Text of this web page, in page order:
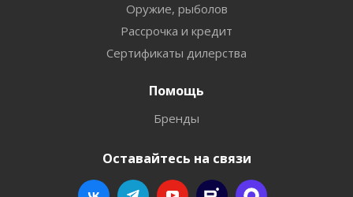
Оружие, рыболов
Рассрочка и кредит
Сертификаты дилерства
Помощь
Бренды
Оставайтесь на связи